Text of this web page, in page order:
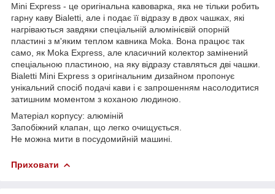
Mini Express - це оригінальна кавоварка, яка не тільки робить
гарну каву Bialetti, але і подає її відразу в двох чашках, які
нагріваються завдяки спеціальній алюмінієвій опорній
пластині з м'яким теплом кавника Moka. Вона працює так
само, як Moka Express, але класичний колектор замінений
спеціальною пластиною, на яку відразу ставляться дві чашки.
Bialetti Mini Express з оригінальним дизайном пропонує
унікальний спосіб подачі кави і є запрошенням насолодитися
затишним моментом з коханою людиною.
Матеріал корпусу: алюміній
Запобіжний клапан, що легко очищується.
Не можна мити в посудомийній машині.
Приховати